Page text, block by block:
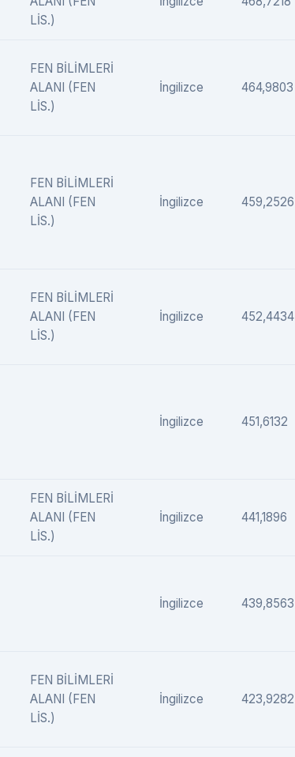
LİS.)
FEN BİLİMLERİ
ALANI (FEN
LİS.)
İngilizce 464,9803
FEN BİLİMLERİ
ALANI (FEN
LİS.)
İngilizce 459,2526
FEN BİLİMLERİ
ALANI (FEN
LİS.)
İngilizce 452,4434
İngilizce 451,6132
FEN BİLİMLERİ
ALANI (FEN
LİS.)
İngilizce 441,1896
İngilizce 439,8563
FEN BİLİMLERİ
ALANI (FEN
LİS.)
İngilizce 423,9282